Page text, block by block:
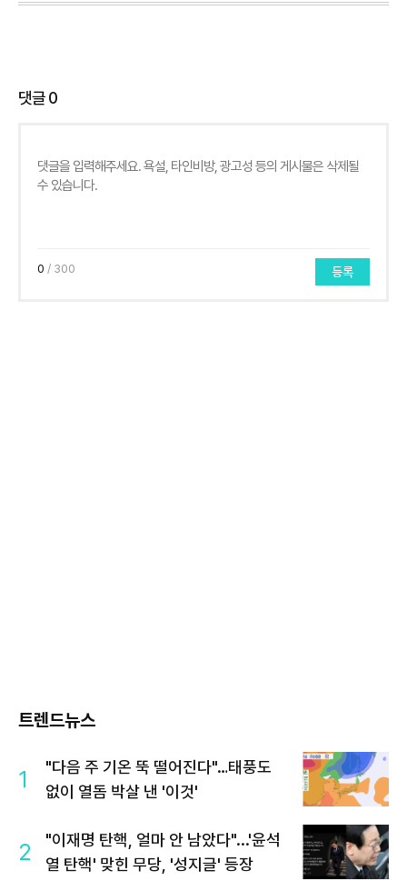
댓글0
0 / 300 등록
트렌드뉴스
1
"다음 주 기온 뚝 떨어진다"…태풍도
없이 열돔 박살 낸 '이것'
2
"이재명 탄핵, 얼마 안 남았다"...'윤석
열 탄핵' 맞힌 무당, '성지글' 등장